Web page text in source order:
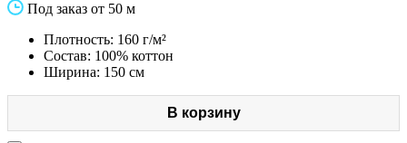
Под заказ от 50 м
Плотность: 160 г/м²
Состав: 100% коттон
Ширина: 150 см
В корзину